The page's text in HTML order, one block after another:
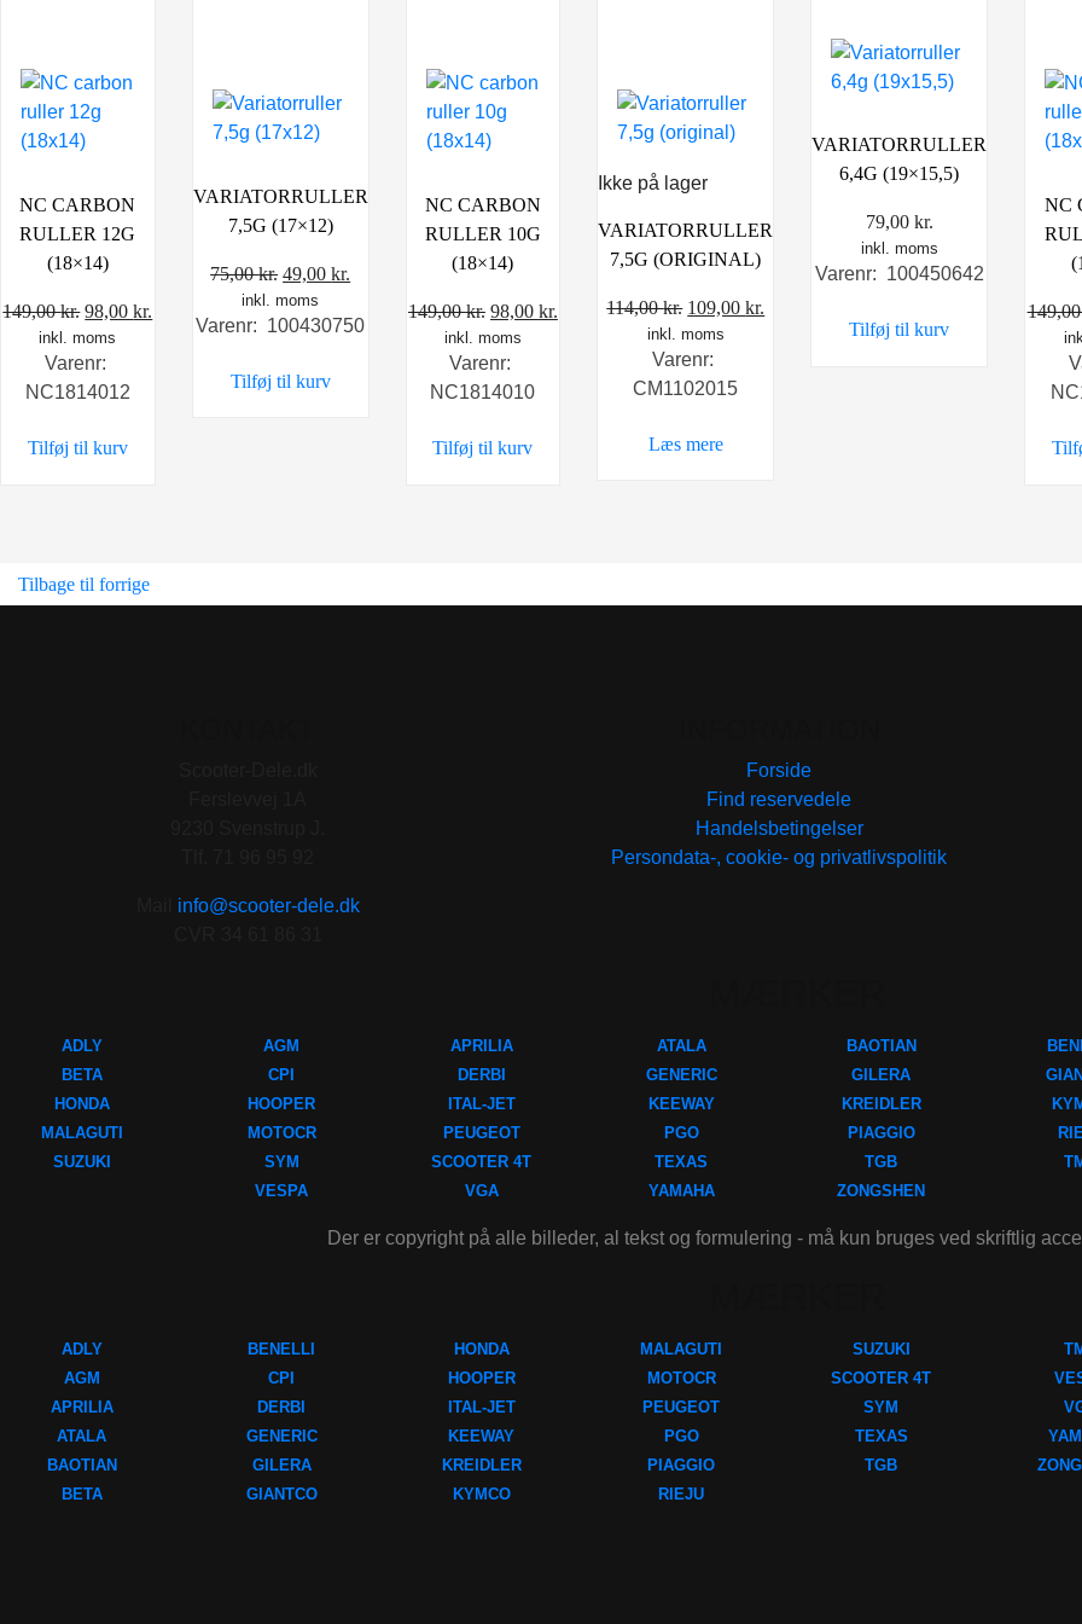
NC CARBON
RULLER 12G
(18×14)
149,00kr. Den
oprindelige
pris
var:
98,00kr.
aktuelle
inkl. moms
Varenr:
NC1814012
Tilføj til kurv
VARIATORRULLER
7,5G (17×12)
75,00kr. Den
oprindelige
pris
75,00 kr..
49,00kr.
aktuelle
pris
inkl. moms
Varenr: 100430750
Tilføj til kurv
NC CARBON
RULLER 10G
(18×14)
149,00kr. Den
oprindelige
pris
var:
98,00 kr.
inkl. moms
Varenr:
NC1814010
Tilføj til kurv
Ikke på lager
VARIATORRULLER
7,5G (ORIGINAL)
114,00kr. Den
oprindelige
pris
var:
109,00kr.
inkl. moms
Varenr:
CM1102015
Læs mere
VARIATORRULLER
6,4G (19×15,5)
79,00 kr.
inkl. moms
Varenr: 100450642
Tilføj til kurv
NC
Tilbage til forrige
info@scooter-dele.dk
Forside
Find reservedele
Handelsbetingelser
Persondata-, cookie- og privatlivspolitik
ADLY
BETA
HONDA
MALAGUTI
SUZUKI
AGM
CPI
HOOPER
MOTOCR
SYM
VESPA
APRILIA
DERBI
ITAL-JET
PEUGEOT
SCOOTER 4T
VGA
ATALA
GENERIC
KEEWAY
PGO
TEXAS
YAMAHA
BAOTIAN
GILERA
KREIDLER
PIAGGIO
TGB
ZONGSHEN
Der er copyright på alle billeder, al tekst og formulering - må kun bruges ved skriftlig
ADLY
AGM
APRILIA
ATALA
BAOTIAN
BETA
BENELLI
CPI
DERBI
GENERIC
GILERA
GIANTCO
HONDA
HOOPER
ITAL-JET
KEEWAY
KREIDLER
KYMCO
MALAGUTI
MOTOCR
PEUGEOT
PGO
PIAGGIO
RIEJU
SUZUKI
SCOOTER 4T
SYM
TEXAS
TGB